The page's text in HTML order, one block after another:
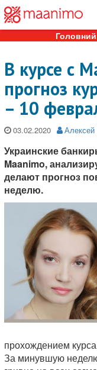
В курсе с
прогноз
– 10
03.02.2020
Украинские
Maanimo,
делают прогноз
неделю.
прохождением
За минувшую